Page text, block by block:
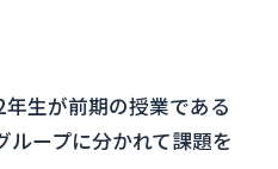
生が前期の授業である
ループに分かれて課題を